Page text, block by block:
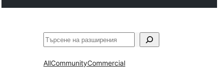
Търсене
AllCommunityCommercial